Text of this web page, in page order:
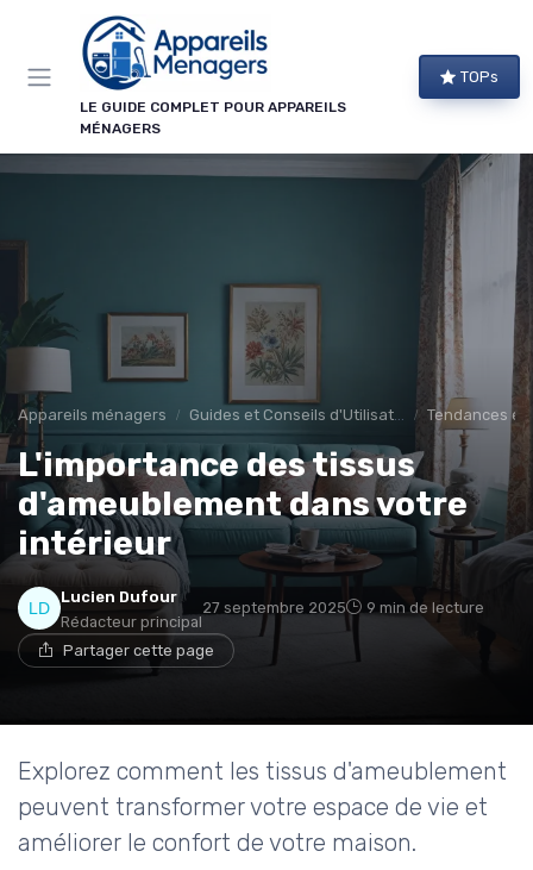
LE GUIDE COMPLET POUR APPAREILS
MÉNAGERS
TOPs
Appareils ménagers Guides et Conseils d'Utilisation Tendances et
L'importance des tissus
d'ameublement dans votre
intérieur
Lucien Dufour
Rédacteur principal
27 septembre 2025 9 min de lecture
Partager cette page
Explorez comment les tissus d'ameublement
peuvent transformer votre espace de vie et
améliorer le confort de votre maison.
→ Je m'abonne
* En m'inscrivant, j'accepte de recevoir la newsletter
d'Appareils Ménagers et les offres de ses partenaires.
Panneau de gestion des cookies